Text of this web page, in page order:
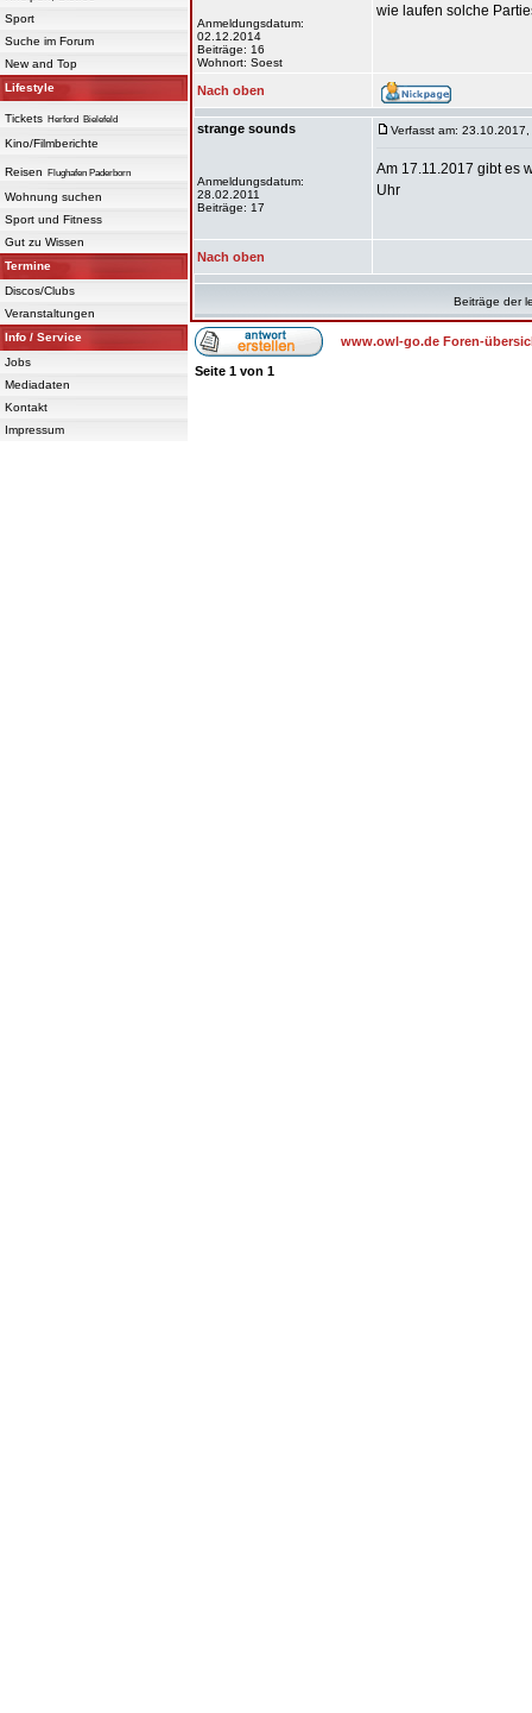
Sport
Suche im Forum
New and Top
Lifestyle
Tickets Herford Bielefeld
Kino/Filmberichte
Reisen Flughafen Paderborn
Wohnung suchen
Sport und Fitness
Gut zu Wissen
Termine
Discos/Clubs
Veranstaltungen
Info / Service
Jobs
Mediadaten
Kontakt
Impressum
Anmeldungsdatum:
02.12.2014
Beiträge: 16
Wohnort: Soest
wie laufen solche
Nach oben
strange sounds
Anmeldungsdatum:
28.02.2011
Beiträge: 17
Verfasst am:
Am 17.11.2017 gibt es
Uhr
Nach oben
Beiträge der
www.owl-go.de Foren-
Seite 1 von 1